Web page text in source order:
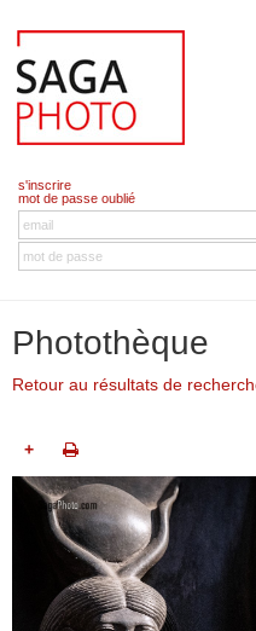
s'inscrire
mot de passe oublié
Photothèque
Retour au résultats de
+